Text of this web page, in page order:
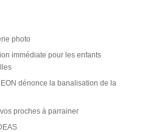
photo
immédiate pour les enfants
dénonce la banalisation de la
proches à parrainer